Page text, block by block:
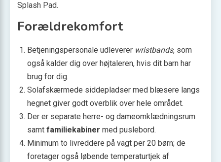
Splash Pad.
Forældrekomfort
Betjeningspersonale udleverer wristbands, som
også kalder dig over højtaleren, hvis dit barn har
brug for dig.
Solafskærmede siddepladser med blæsere langs
hegnet giver godt overblik over hele området.
Der er separate herre- og dameomklædningsrum
samt familiekabiner med puslebord.
Minimum to livreddere på vagt per 20 børn; de
foretager også løbende temperaturtjek af